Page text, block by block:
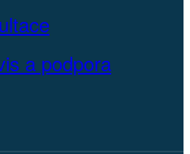
a podpora